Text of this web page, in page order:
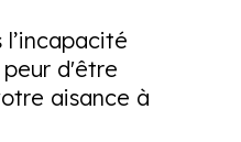
d'être
aisance à